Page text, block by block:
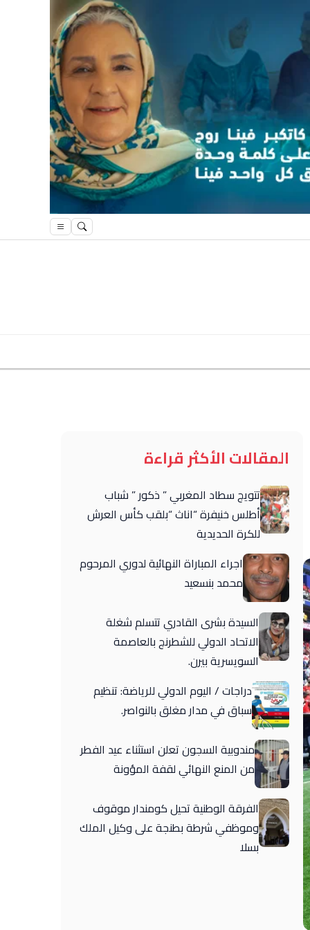
المقالات الأكثر قراءة
تتويج سطاد المغربي ” ذكور ” شباب
أطلس خنيفرة “اناث “بلقب كأس العرش
للكرة الحديدية
اجراء المباراة النهائية لدوري المرحوم
محمد بنسعيد
السيدة بشرى القادري تتسلم شغلة
الاتحاد الدولي للشطرنج بالعاصمة
السويسرية بيرن.
دراجات / اليوم الدولي للرياضة: تنظيم
سباق في مدار مغلق بالنواصر.
مندوبية السجون تعلن استثناء عيد الفطر
من المنع النهائي لقفة المؤونة
الفرقة الوطنية تحيل كومندار موقوف
وموظفي شرطة بطنجة على وكيل الملك
بسلا